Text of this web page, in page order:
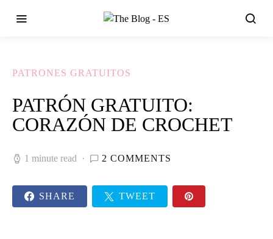
PATRONES GRATUITOS
PATRÓN GRATUITO:
CORAZÓN DE CROCHET
1 minute read 2 COMMENTS
SHARE TWEET